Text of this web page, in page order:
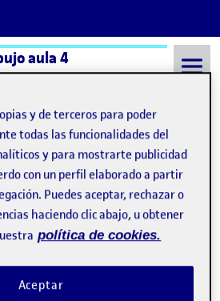
aula 4
1 Junio, 2023
Pinzón
publicación
1 junio, 2023 11:12 pm
2 comentarios
y de terceros para poder
todas las funcionalidades del
y para mostrarte publicidad
con un perfil elaborado a partir
Puedes aceptar, rechazar o
haciendo clic abajo, u obtener
política de cookies.
Aceptar